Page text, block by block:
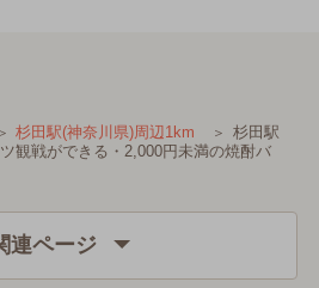
杉田駅(神奈川県)周辺1km
杉田駅
観戦ができる・2,000円未満の焼酎バ
連ページ